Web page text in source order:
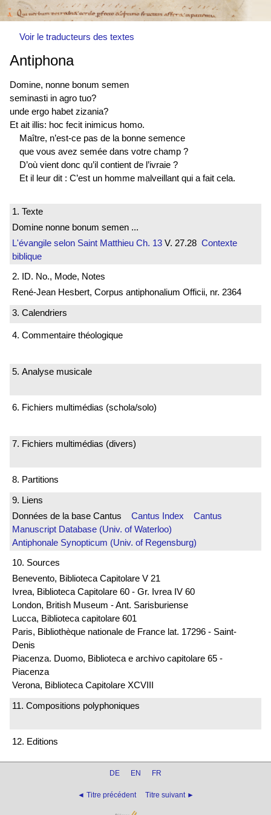
Voir le traducteurs des textes
Antiphona
Domine, nonne bonum semen
seminasti in agro tuo?
unde ergo habet zizania?
Et ait illis: hoc fecit inimicus homo.
Maître, n’est-ce pas de la bonne semence
que vous avez semée dans votre champ ?
D’où vient donc qu’il contient de l’ivraie ?
Et il leur dit : C’est un homme malveillant qui a fait cela.
1. Texte
Domine nonne bonum semen ...
L'évangile selon Saint Matthieu Ch. 13 V. 27.28 Contexte
biblique
2. ID. No., Mode, Notes
René-Jean Hesbert, Corpus antiphonalium Officii, nr. 2364
3. Calendriers
4. Commentaire théologique
5. Analyse musicale
6. Fichiers multimédias (schola/solo)
7. Fichiers multimédias (divers)
8. Partitions
9. Liens
Données de la base Cantus Cantus Index
Cantus
Manuscript Database (Univ. of Waterloo)
Antiphonale Synopticum (Univ. of Regensburg)
10. Sources
Benevento, Biblioteca Capitolare V 21
Ivrea, Biblioteca Capitolare 60 - Gr. Ivrea IV 60
London, British Museum - Ant. Sarisburiense
Lucca, Biblioteca capitolare 601
Paris, Bibliothèque nationale de France lat. 17296 - Saint-
Denis
Piacenza. Duomo, Biblioteca e archivo capitolare 65 -
Piacenza
Verona, Biblioteca Capitolare XCVIII
11. Compositions polyphoniques
12. Editions
DE EN FR
◄ Titre précédent Titre suivant ►